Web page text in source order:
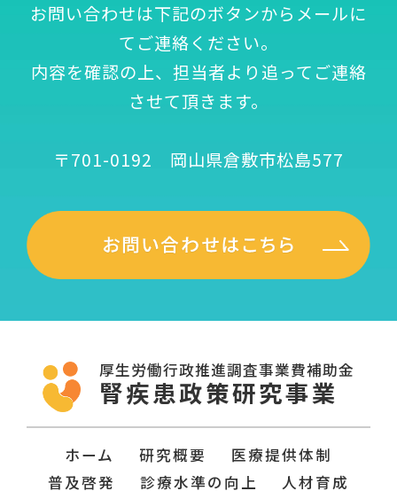
お問い合わせは下記のボタンからメールに
てご連絡ください。
内容を確認の上、担当者より追ってご連絡
させて頂きます。
〒701-0192 岡山県倉敷市松島577
厚生労働行政推進調査事業費補助金
腎疾患政策研究事業
ホーム 研究概要
医療提供体制
普及啓発
診療水準の向上 人材育成